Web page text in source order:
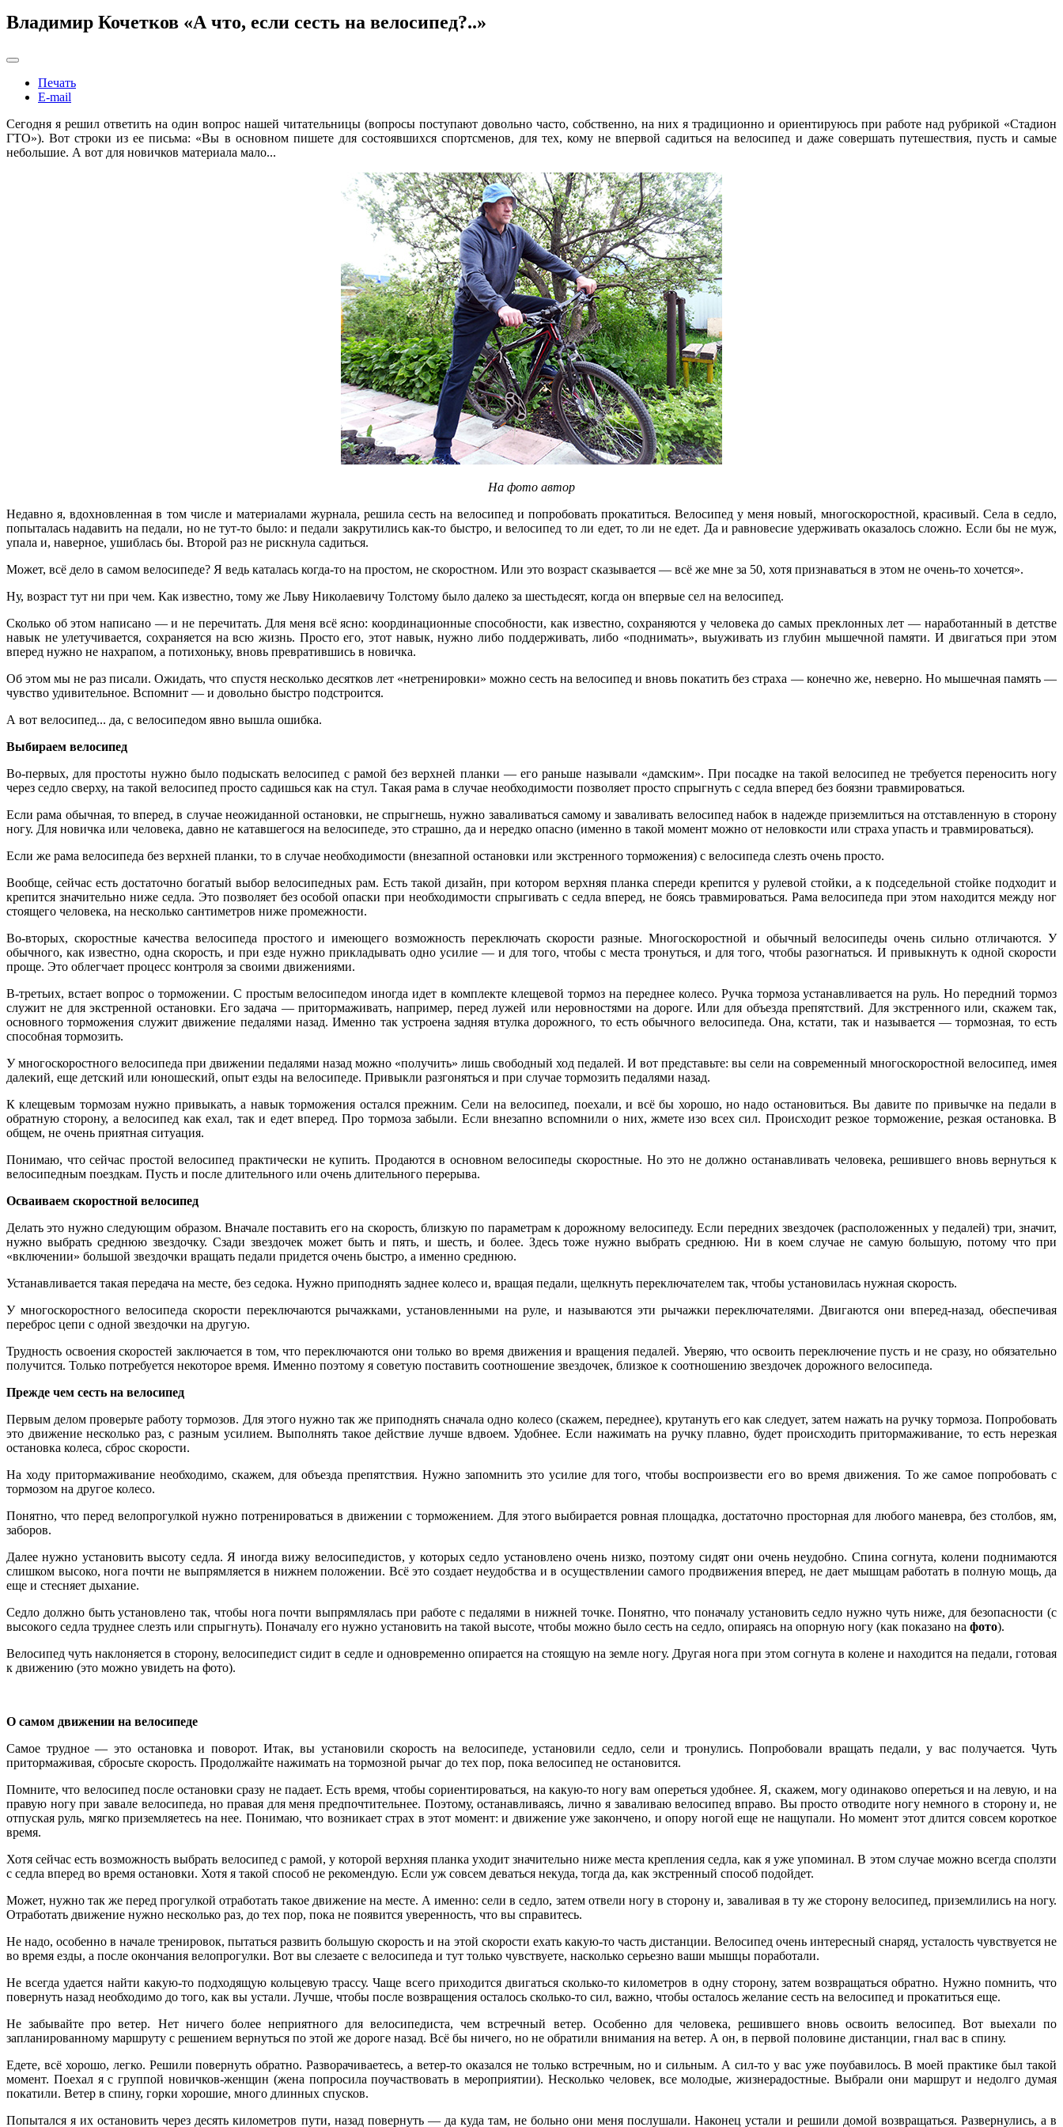
Владимир Кочетков «А что, если сесть на велосипед?..»
Печать
E-mail
Сегодня я решил ответить на один вопрос нашей читательницы (вопросы поступают довольно часто, собственно, на них я традиционно и ориентируюсь при работе над рубрикой «Стадион
ГТО»). Вот строки из ее письма: «Вы в основном пишете для состоявшихся спортсменов, для тех, кому не впервой садиться на велосипед и даже совершать путешествия, пусть и самые
небольшие. А вот для новичков материала мало...
На фото автор
Недавно я, вдохновленная в том числе и материалами журнала, решила сесть на велосипед и попробовать прокатиться. Велосипед у меня новый, многоскоростной, красивый. Села в седло,
попыталась надавить на педали, но не тут-то было: и педали закрутились как-то быстро, и велосипед то ли едет, то ли не едет. Да и равновесие удерживать оказалось сложно. Если бы не муж,
упала и, наверное, ушиблась бы. Второй раз не рискнула садиться.
Может, всё дело в самом велосипеде? Я ведь каталась когда-то на простом, не скоростном. Или это возраст сказывается — всё же мне за 50, хотя признаваться в этом не очень-то хочется».
Ну, возраст тут ни при чем. Как известно, тому же Льву Николаевичу Толстому было далеко за шестьдесят, когда он впервые сел на велосипед.
Сколько об этом написано — и не перечитать. Для меня всё ясно: координационные способности, как известно, сохраняются у человека до самых преклонных лет — наработанный в детстве
навык не улетучивается, сохраняется на всю жизнь. Просто его, этот навык, нужно либо поддерживать, либо «поднимать», выуживать из глубин мышечной памяти. И двигаться при этом
вперед нужно не нахрапом, а потихоньку, вновь превратившись в новичка.
Об этом мы не раз писали. Ожидать, что спустя несколько десятков лет «нетренировки» можно сесть на велосипед и вновь покатить без страха — конечно же, неверно. Но мышечная память —
чувство удивительное. Вспомнит — и довольно быстро подстроится.
А вот велосипед... да, с велосипедом явно вышла ошибка.
Выбираем велосипед
Во-первых, для простоты нужно было подыскать велосипед с рамой без верхней планки — его раньше называли «дамским». При посадке на такой велосипед не требуется переносить ногу
через седло сверху, на такой велосипед просто садишься как на стул. Такая рама в случае необходимости позволяет просто спрыгнуть с седла вперед без боязни травмироваться.
Если рама обычная, то вперед, в случае неожиданной остановки, не спрыгнешь, нужно заваливаться самому и заваливать велосипед набок в надежде приземлиться на отставленную в сторону
ногу. Для новичка или человека, давно не катавшегося на велосипеде, это страшно, да и нередко опасно (именно в такой момент можно от неловкости или страха упасть и травмироваться).
Если же рама велосипеда без верхней планки, то в случае необходимости (внезапной остановки или экстренного торможения) с велосипеда слезть очень просто.
Вообще, сейчас есть достаточно богатый выбор велосипедных рам. Есть такой дизайн, при котором верхняя планка спереди крепится у рулевой стойки, а к подседельной стойке подходит и
крепится значительно ниже седла. Это позволяет без особой опаски при необходимости спрыгивать с седла вперед, не боясь травмироваться. Рама велосипеда при этом находится между ног
стоящего человека, на несколько сантиметров ниже промежности.
Во-вторых, скоростные качества велосипеда простого и имеющего возможность переключать скорости разные. Многоскоростной и обычный велосипеды очень сильно отличаются. У
обычного, как известно, одна скорость, и при езде нужно прикладывать одно усилие — и для того, чтобы с места тронуться, и для того, чтобы разогнаться. И привыкнуть к одной скорости
проще. Это облегчает процесс контроля за своими движениями.
В-третьих, встает вопрос о торможении. С простым велосипедом иногда идет в комплекте клещевой тормоз на переднее колесо. Ручка тормоза устанавливается на руль. Но передний тормоз
служит не для экстренной остановки. Его задача — притормаживать, например, перед лужей или неровностями на дороге. Или для объезда препятствий. Для экстренного или, скажем так,
основного торможения служит движение педалями назад. Именно так устроена задняя втулка дорожного, то есть обычного велосипеда. Она, кстати, так и называется — тормозная, то есть
способная тормозить.
У многоскоростного велосипеда при движении педалями назад можно «получить» лишь свободный ход педалей. И вот представьте: вы сели на современный многоскоростной велосипед, имея
далекий, еще детский или юношеский, опыт езды на велосипеде. Привыкли разгоняться и при случае тормозить педалями назад.
К клещевым тормозам нужно привыкать, а навык торможения остался прежним. Сели на велосипед, поехали, и всё бы хорошо, но надо остановиться. Вы давите по привычке на педали в
обратную сторону, а велосипед как ехал, так и едет вперед. Про тормоза забыли. Если внезапно вспомнили о них, жмете изо всех сил. Происходит резкое торможение, резкая остановка. В
общем, не очень приятная ситуация.
Понимаю, что сейчас простой велосипед практически не купить. Продаются в основном велосипеды скоростные. Но это не должно останавливать человека, решившего вновь вернуться к
велосипедным поездкам. Пусть и после длительного или очень длительного перерыва.
Осваиваем скоростной велосипед
Делать это нужно следующим образом. Вначале поставить его на скорость, близкую по параметрам к дорожному велосипеду. Если передних звездочек (расположенных у педалей) три, значит,
нужно выбрать среднюю звездочку. Сзади звездочек может быть и пять, и шесть, и более. Здесь тоже нужно выбрать среднюю. Ни в коем случае не самую большую, потому что при
«включении» большой звездочки вращать педали придется очень быстро, а именно среднюю.
Устанавливается такая передача на месте, без седока. Нужно приподнять заднее колесо и, вращая педали, щелкнуть переключателем так, чтобы установилась нужная скорость.
У многоскоростного велосипеда скорости переключаются рычажками, установленными на руле, и называются эти рычажки переключателями. Двигаются они вперед-назад, обеспечивая
переброс цепи с одной звездочки на другую.
Трудность освоения скоростей заключается в том, что переключаются они только во время движения и вращения педалей. Уверяю, что освоить переключение пусть и не сразу, но обязательно
получится. Только потребуется некоторое время. Именно поэтому я советую поставить соотношение звездочек, близкое к соотношению звездочек дорожного велосипеда.
Прежде чем сесть на велосипед
Первым делом проверьте работу тормозов. Для этого нужно так же приподнять сначала одно колесо (скажем, переднее), крутануть его как следует, затем нажать на ручку тормоза. Попробовать
это движение несколько раз, с разным усилием. Выполнять такое действие лучше вдвоем. Удобнее. Если нажимать на ручку плавно, будет происходить притормаживание, то есть нерезкая
остановка колеса, сброс скорости.
На ходу притормаживание необходимо, скажем, для объезда препятствия. Нужно запомнить это усилие для того, чтобы воспроизвести его во время движения. То же самое попробовать с
тормозом на другое колесо.
Понятно, что перед велопрогулкой нужно потренироваться в движении с торможением. Для этого выбирается ровная площадка, достаточно просторная для любого маневра, без столбов, ям,
заборов.
Далее нужно установить высоту седла. Я иногда вижу велосипедистов, у которых седло установлено очень низко, поэтому сидят они очень неудобно. Спина согнута, колени поднимаются
слишком высоко, нога почти не выпрямляется в нижнем положении. Всё это создает неудобства и в осуществлении самого продвижения вперед, не дает мышцам работать в полную мощь, да
еще и стесняет дыхание.
Седло должно быть установлено так, чтобы нога почти выпрямлялась при работе с педалями в нижней точке. Понятно, что поначалу установить седло нужно чуть ниже, для безопасности (с
высокого седла труднее слезть или спрыгнуть). Поначалу его нужно установить на такой высоте, чтобы можно было сесть на седло, опираясь на опорную ногу (как показано на фото).
Велосипед чуть наклоняется в сторону, велосипедист сидит в седле и одновременно опирается на стоящую на земле ногу. Другая нога при этом согнута в колене и находится на педали, готовая
к движению (это можно увидеть на фото).
О самом движении на велосипеде
Самое трудное — это остановка и поворот. Итак, вы установили скорость на велосипеде, установили седло, сели и тронулись. Попробовали вращать педали, у вас получается. Чуть
притормаживая, сбросьте скорость. Продолжайте нажимать на тормозной рычаг до тех пор, пока велосипед не остановится.
Помните, что велосипед после остановки сразу не падает. Есть время, чтобы сориентироваться, на какую-то ногу вам опереться удобнее. Я, скажем, могу одинаково опереться и на левую, и на
правую ногу при завале велосипеда, но правая для меня предпочтительнее. Поэтому, останавливаясь, лично я заваливаю велосипед вправо. Вы просто отводите ногу немного в сторону и, не
отпуская руль, мягко приземляетесь на нее. Понимаю, что возникает страх в этот момент: и движение уже закончено, и опору ногой еще не нащупали. Но момент этот длится совсем короткое
время.
Хотя сейчас есть возможность выбрать велосипед с рамой, у которой верхняя планка уходит значительно ниже места крепления седла, как я уже упоминал. В этом случае можно всегда сползти
с седла вперед во время остановки. Хотя я такой способ не рекомендую. Если уж совсем деваться некуда, тогда да, как экстренный способ подойдет.
Может, нужно так же перед прогулкой отработать такое движение на месте. А именно: сели в седло, затем отвели ногу в сторону и, заваливая в ту же сторону велосипед, приземлились на ногу.
Отработать движение нужно несколько раз, до тех пор, пока не появится уверенность, что вы справитесь.
Не надо, особенно в начале тренировок, пытаться развить большую скорость и на этой скорости ехать какую-то часть дистанции. Велосипед очень интересный снаряд, усталость чувствуется не
во время езды, а после окончания велопрогулки. Вот вы слезаете с велосипеда и тут только чувствуете, насколько серьезно ваши мышцы поработали.
Не всегда удается найти какую-то подходящую кольцевую трассу. Чаще всего приходится двигаться сколько-то километров в одну сторону, затем возвращаться обратно. Нужно помнить, что
повернуть назад необходимо до того, как вы устали. Лучше, чтобы после возвращения осталось сколько-то сил, важно, чтобы осталось желание сесть на велосипед и прокатиться еще.
Не забывайте про ветер. Нет ничего более неприятного для велосипедиста, чем встречный ветер. Особенно для человека, решившего вновь освоить велосипед. Вот выехали по
запланированному маршруту с решением вернуться по этой же дороге назад. Всё бы ничего, но не обратили внимания на ветер. А он, в первой половине дистанции, гнал вас в спину.
Едете, всё хорошо, легко. Решили повернуть обратно. Разворачиваетесь, а ветер-то оказался не только встречным, но и сильным. А сил-то у вас уже поубавилось. В моей практике был такой
момент. Поехал я с группой новичков-женщин (жена попросила поучаствовать в мероприятии). Несколько человек, все молодые, жизнерадостные. Выбрали они маршрут и недолго думая
покатили. Ветер в спину, горки хорошие, много длинных спусков.
Попытался я их остановить через десять километров пути, назад повернуть — да куда там, не больно они меня послушали. Наконец устали и решили домой возвращаться. Развернулись, а в